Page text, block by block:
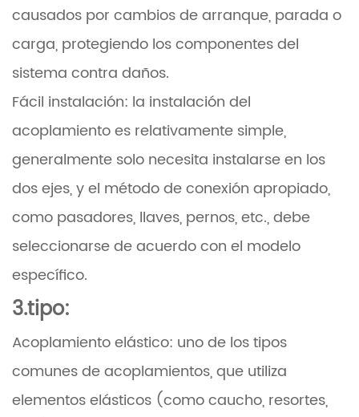
causados por cambios de arranque, parada o
carga, protegiendo los componentes del
sistema contra daños.
Fácil instalación: la instalación del
acoplamiento es relativamente simple,
generalmente solo necesita instalarse en los
dos ejes, y el método de conexión apropiado,
como pasadores, llaves, pernos, etc., debe
seleccionarse de acuerdo con el modelo
específico.
3.tipo:
Acoplamiento elástico: uno de los tipos
comunes de acoplamientos, que utiliza
elementos elásticos (como caucho, resortes,